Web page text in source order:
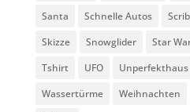
Santa
Schnelle Autos
Skizze
Snowglider Star
Tshirt
UFO Unperfekthaus
Wassertürme
Weihnachten